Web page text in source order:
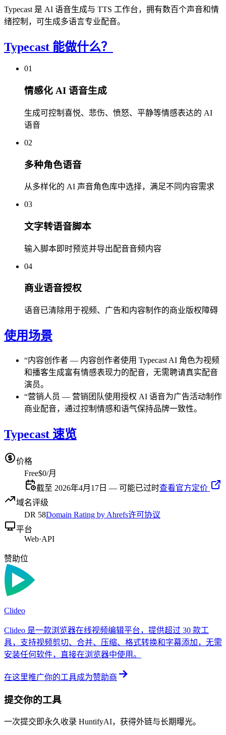
Typecast 是 AI 语音生成与 TTS 工作台，拥有数百个声音和情
绪控制，可生成多语言专业配音。
Typecast 能做什么？
01
情感化 AI 语音生成
生成可控制喜悦、悲伤、愤怒、平静等情感表达的 AI
语音
02
多种角色语音
从多样化的 AI 声音角色库中选择，满足不同内容需求
03
文字转语音脚本
输入脚本即时预览并导出配音音频内容
04
商业语音授权
语音已清除用于视频、广告和内容制作的商业版权障碍
使用场景
“内容创作者 — 内容创作者使用 Typecast AI 角色为视频
和播客生成富有情感表现力的配音，无需聘请真实配音
演员。
“营销人员 — 营销团队使用授权 AI 语音为广告活动制作
商业配音，通过控制情感和语气保持品牌一致性。
Typecast 速览
价格
Free$0/月
截至 2026年4月17日 — 可能已过时查看官方定价
域名评级
DR 58Domain Rating by Ahrefs许可协议
平台
Web·API
赞助位
Clideo
Clideo 是一款浏览器在线视频编辑平台，提供超过 30 款工
具，支持视频剪切、合并、压缩、格式转换和字幕添加，无需
安装任何软件，直接在浏览器中使用。
在这里推广你的工具成为赞助商
提交你的工具
一次提交即永久收录 HuntifyAI，获得外链与长期曝光。